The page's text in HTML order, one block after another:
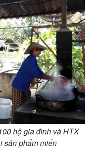
hộ gia đình và HTX
sản phẩm miến